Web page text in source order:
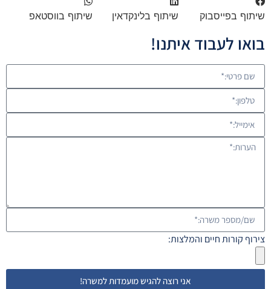
שיתוף בפייסבוק שיתוף בלינקדאין שיתוף בווסטאפ
בואו לעבוד איתנו!
צירוף קורות חיים והמלצות:
אני רוצה להגיש מועמדות למשרה!